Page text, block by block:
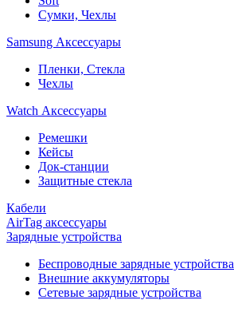
Сумки, Чехлы
Samsung Аксессуары
Пленки, Стекла
Чехлы
Watch Аксессуары
Ремешки
Кейсы
Док-станции
Защитные стекла
Кабели
AirTag аксессуары
Зарядные устройства
Беспроводные зарядные устройства
Внешние аккумуляторы
Сетевые зарядные устройства